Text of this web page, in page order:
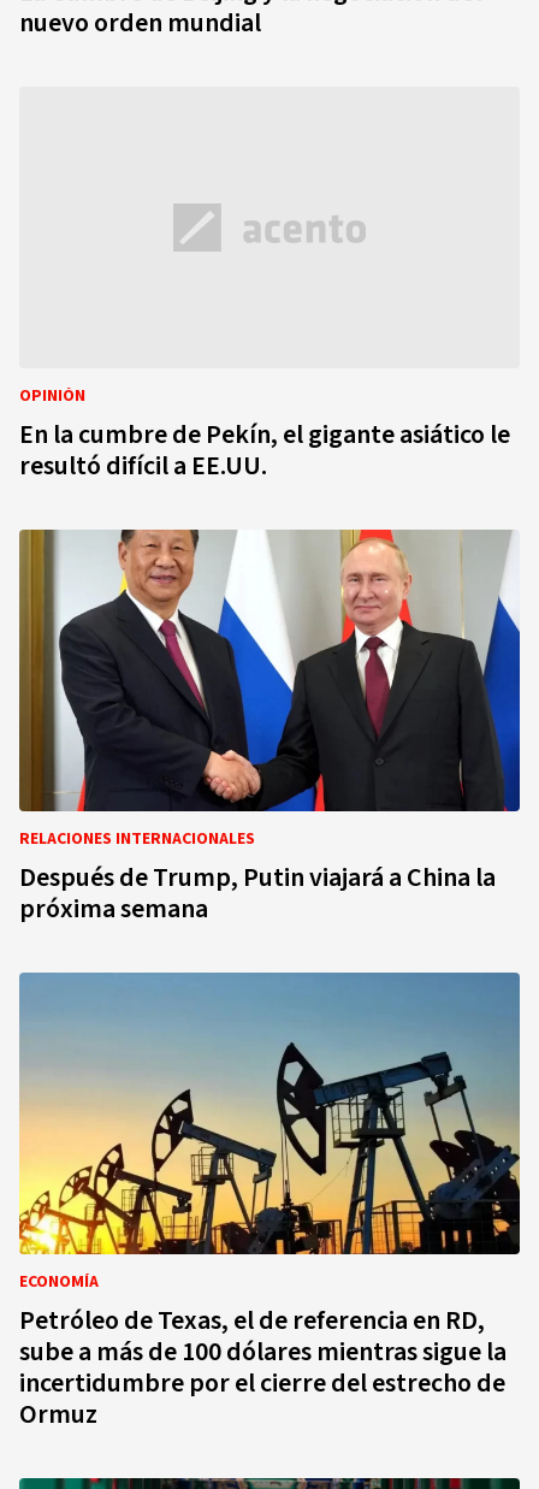
nuevo orden mundial
OPINIÓN
En la cumbre de Pekín, el gigante asiático le
resultó difícil a EE.UU.
RELACIONES INTERNACIONALES
Después de Trump, Putin viajará a China la
próxima semana
ECONOMÍA
Petróleo de Texas, el de referencia en RD,
sube a más de 100 dólares mientras sigue la
incertidumbre por el cierre del estrecho de
Ormuz